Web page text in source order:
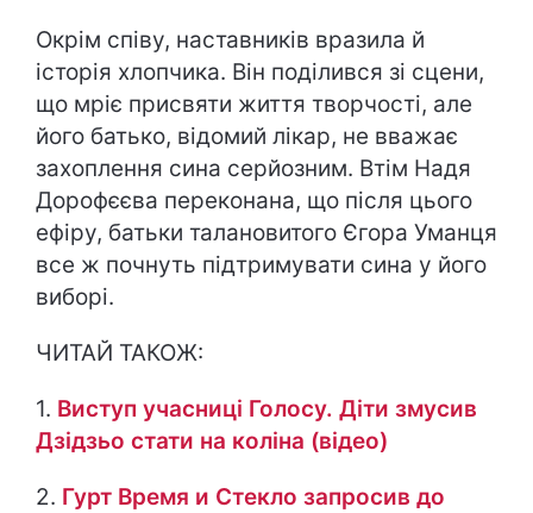
Окрім співу, наставників вразила й
історія хлопчика. Він поділився зі сцени,
що мріє присвяти життя творчості, але
його батько, відомий лікар, не вважає
захоплення сина серйозним. Втім Надя
Дорофєєва переконана, що після цього
ефіру, батьки талановитого Єгора Уманця
все ж почнуть підтримувати сина у його
виборі.
ЧИТАЙ ТАКОЖ:
1. Виступ учасниці Голосу. Діти змусив
Дзідзьо стати на коліна (відео)
2. Гурт Время и Стекло запросив до